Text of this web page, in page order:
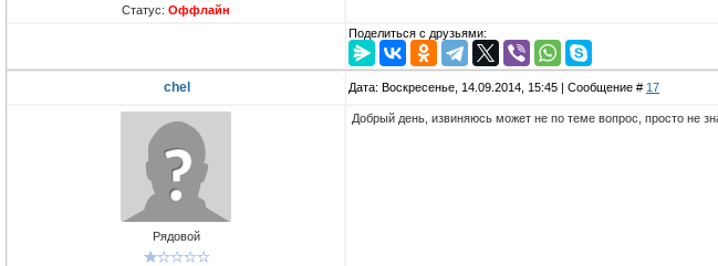
Статус: Оффлайн
Поделиться с друзьями:
chel Дата: Воскресенье, 14.09.2014, 15:45 | Сообщение # 17
Рядовой
Добрый день, извиняюсь может не по теме вопрос, просто не